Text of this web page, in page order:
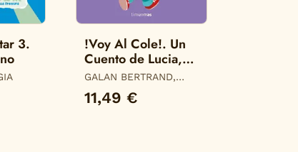
3.
!Voy Al Cole!. Un
Cuento de Lucia,
mi Pediatra
GALAN BERTRAND,
11,49 €